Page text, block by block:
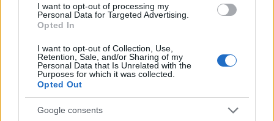
I want to opt-out of processing my
Personal Data for Targeted Advertising.
Opted In
I want to opt-out of Collection, Use,
Retention, Sale, and/or Sharing of my
Personal Data that Is Unrelated with the
Purposes for which it was collected.
Opted Out
Google consents
Continua a leggere